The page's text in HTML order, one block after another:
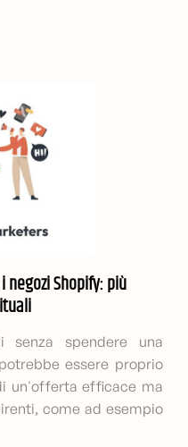
Shopify: più
senza spendere una
essere proprio
un'offerta efficace ma
come ad esempio